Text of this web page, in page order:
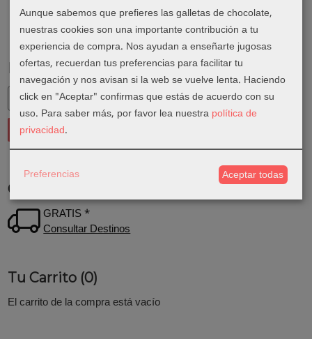
Marcas
Costes de Envío
GRATIS *
Consultar Destinos
Tu Carrito (0)
El carrito de la compra está vacío
Aunque sabemos que prefieres las galletas de chocolate,
nuestras cookies son una importante contribución a tu
experiencia de compra. Nos ayudan a enseñarte jugosas
ofertas, recuerdan tus preferencias para facilitar tu
navegación y nos avisan si la web se vuelve lenta. Haciendo
click en "Aceptar" confirmas que estás de acuerdo con su
uso. Para saber más, por favor lea nuestra política de
privacidad.
Preferencias Aceptar todas